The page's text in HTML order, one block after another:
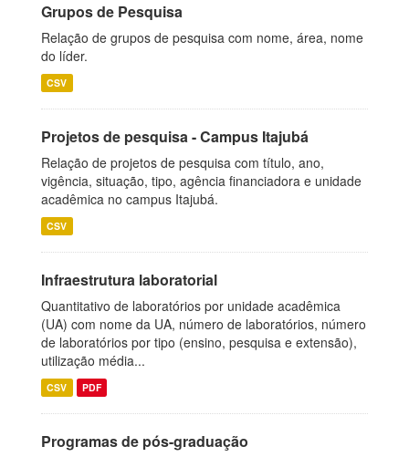
Grupos de Pesquisa
Relação de grupos de pesquisa com nome, área, nome
do líder.
CSV
Projetos de pesquisa - Campus Itajubá
Relação de projetos de pesquisa com título, ano,
vigência, situação, tipo, agência financiadora e unidade
acadêmica no campus Itajubá.
CSV
Infraestrutura laboratorial
Quantitativo de laboratórios por unidade acadêmica
(UA) com nome da UA, número de laboratórios, número
de laboratórios por tipo (ensino, pesquisa e extensão),
utilização média...
CSV PDF
Programas de pós-graduação